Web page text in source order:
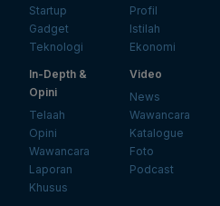
Startup
Gadget
Teknologi
Profil
Istilah
Ekonomi
In-Depth &
Opini
Telaah
Opini
Wawancara
Laporan
Khusus
Video
News
Wawancara
Katalogue
Foto
Podcast